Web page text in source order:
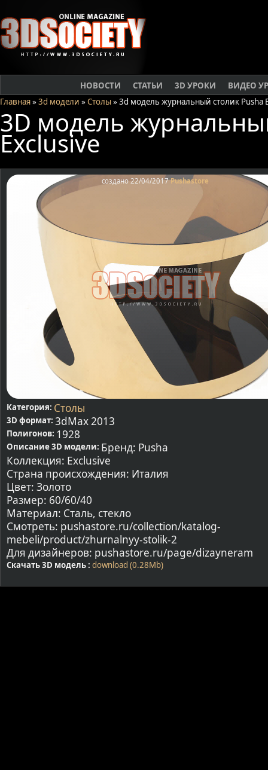
НОВОСТИ СТАТЬИ 3D УРОКИ
ВИДЕО
Главная» 3d модели » Столы» 3d модель журнальный столик Pusha
3D модель
Exclusive
создано 22/04/2017Pushastore
Категория: Столы
3D формат: 3dMax 2013
Полигонов: 1928
Описание 3D модели: Бренд: Pusha
Коллекция: Exclusive
Страна происхождения: Италия
Цвет: Золото
Размер: 60/60/40
Материал: Сталь, стекло
Смотреть: pushastore.ru/collection/katalog-
mebeli/product/zhurnalnyy-stolik-2
Для дизайнеров: pushastore.ru/page/dizayneram
Скачать 3D модель : download (0.28Mb)